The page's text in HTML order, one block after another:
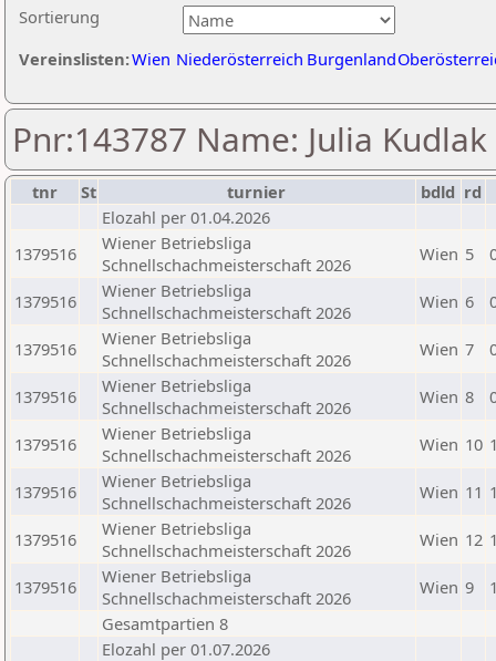
Sortierung
Vereinslisten:Wien Niederösterreich Burgenland
Pnr:143787 Name: Julia Kudlak
tnr St turnier bdld rd
Elozahl per 01.04.2026
1379516
Wiener Betriebsliga
Schnellschachmeisterschaft 2026
Wien 5
1379516
Wiener Betriebsliga
Schnellschachmeisterschaft 2026
Wien 6
1379516
Wiener Betriebsliga
Schnellschachmeisterschaft 2026
Wien 7
1379516
Wiener Betriebsliga
Schnellschachmeisterschaft 2026
Wien 8
1379516
Wiener Betriebsliga
Schnellschachmeisterschaft 2026
Wien 10
1379516
Wiener Betriebsliga
Schnellschachmeisterschaft 2026
Wien 11
1379516
Wiener Betriebsliga
Schnellschachmeisterschaft 2026
Wien 12
1379516
Wiener Betriebsliga
Schnellschachmeisterschaft 2026
Wien 9
Gesamtpartien 8
Elozahl per 01.07.2026